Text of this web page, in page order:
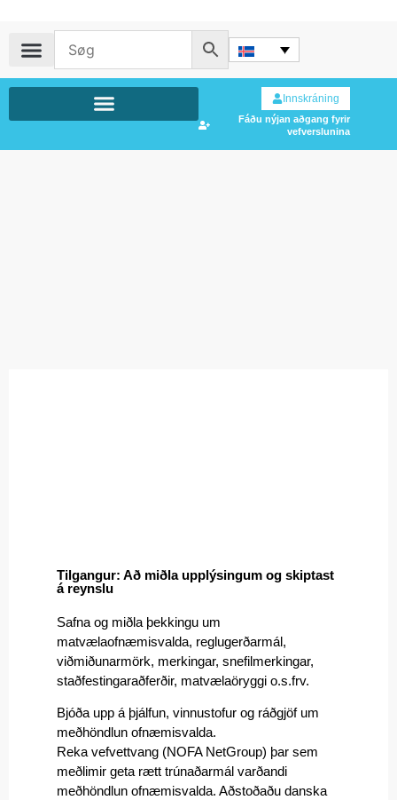
Innskráning
Fáðu nýjan aðgang fyrir
vefverslunina
Tilgangur: Að miðla upplýsingum og skiptast
á reynslu
Safna og miðla þekkingu um
matvælaofnæmisvalda, reglugerðarmál,
viðmiðunarmörk, merkingar, snefilmerkingar,
staðfestingaraðferðir, matvælaöryggi o.s.frv.
Bjóða upp á þjálfun, vinnustofur og ráðgjöf um
meðhöndlun ofnæmisvalda.
Reka vefvettvang (NOFA NetGroup) þar sem
meðlimir geta rætt trúnaðarmál varðandi
meðhöndlun ofnæmisvalda. Aðstoðaðu danska